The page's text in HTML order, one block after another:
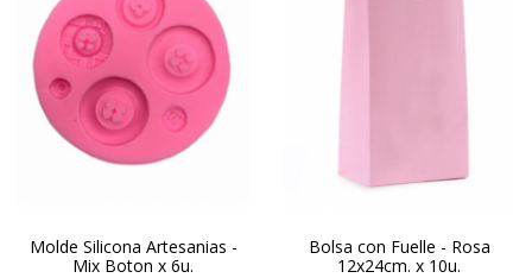
Molde Silicona Artesanias -
Mix Boton x 6u.
Bolsa con Fuelle - Rosa
12x24cm. x 10u.